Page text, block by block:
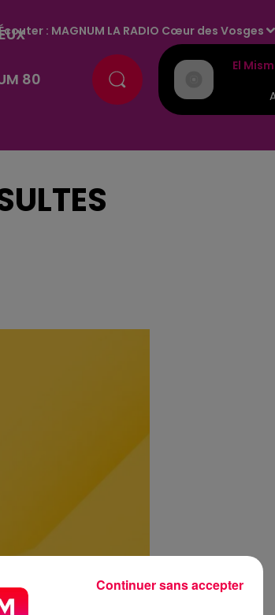
80
Écouter : MAGNUM LA RADIO Cœur des Vosges
El
Continuer sans accepter